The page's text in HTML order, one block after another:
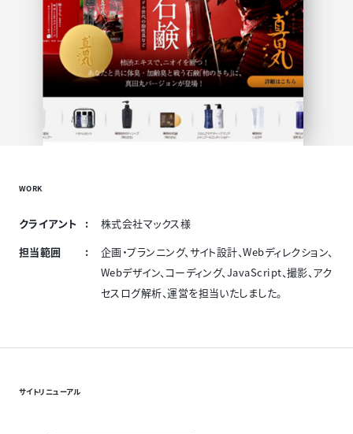
WORK
クライアント
株式会社マックス様
担当範囲
企画・プランニング、サイト設計、Webディレクション、
Webデザイン、コーディング、JavaScript、撮影、アク
セスログ解析、運営を担当いたしました。
サイトリニューアル